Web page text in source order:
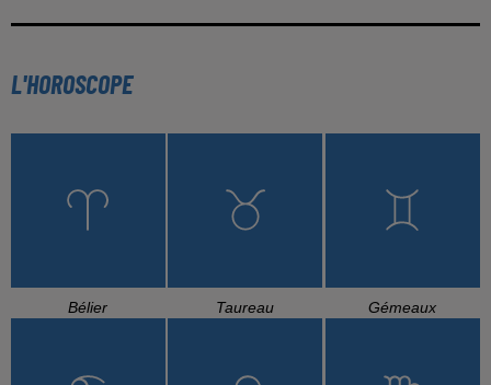
L'HOROSCOPE
Bélier Taureau Gémeaux